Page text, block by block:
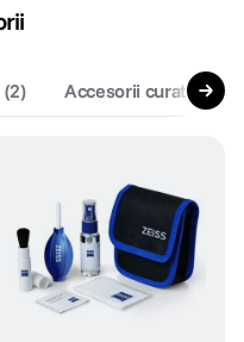
(2) Accesorii curatare si